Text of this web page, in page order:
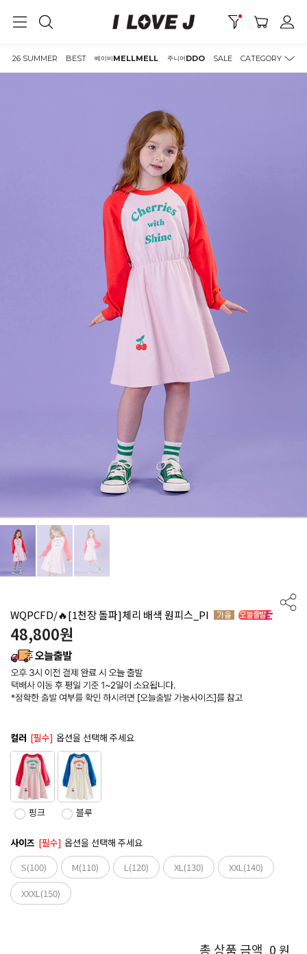
26 SUMMER BEST 베이비MELLMELL 주니어DDO SALE CATEGORY
WQPCFD/🔥[1천장 돌파]체리 배색 원피스_PI
48,800원
컬러 [필수] 옵션을 선택해 주세요
핑크 블루
사이즈 [필수] 옵션을 선택해 주세요
S(100)
M(110) L(120) XL(130)
XXL(140)
XXXL(150)
총 상품 금액 0 원